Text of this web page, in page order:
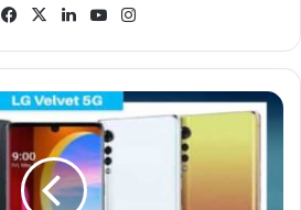
WebsiteFacebook
X LinkedInYouTube